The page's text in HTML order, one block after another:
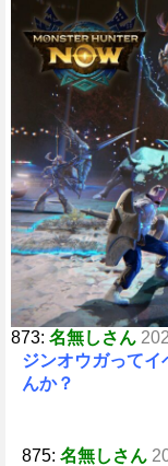
873: 名無しさん
ジンオウガって
んか？
875: 名無しさん